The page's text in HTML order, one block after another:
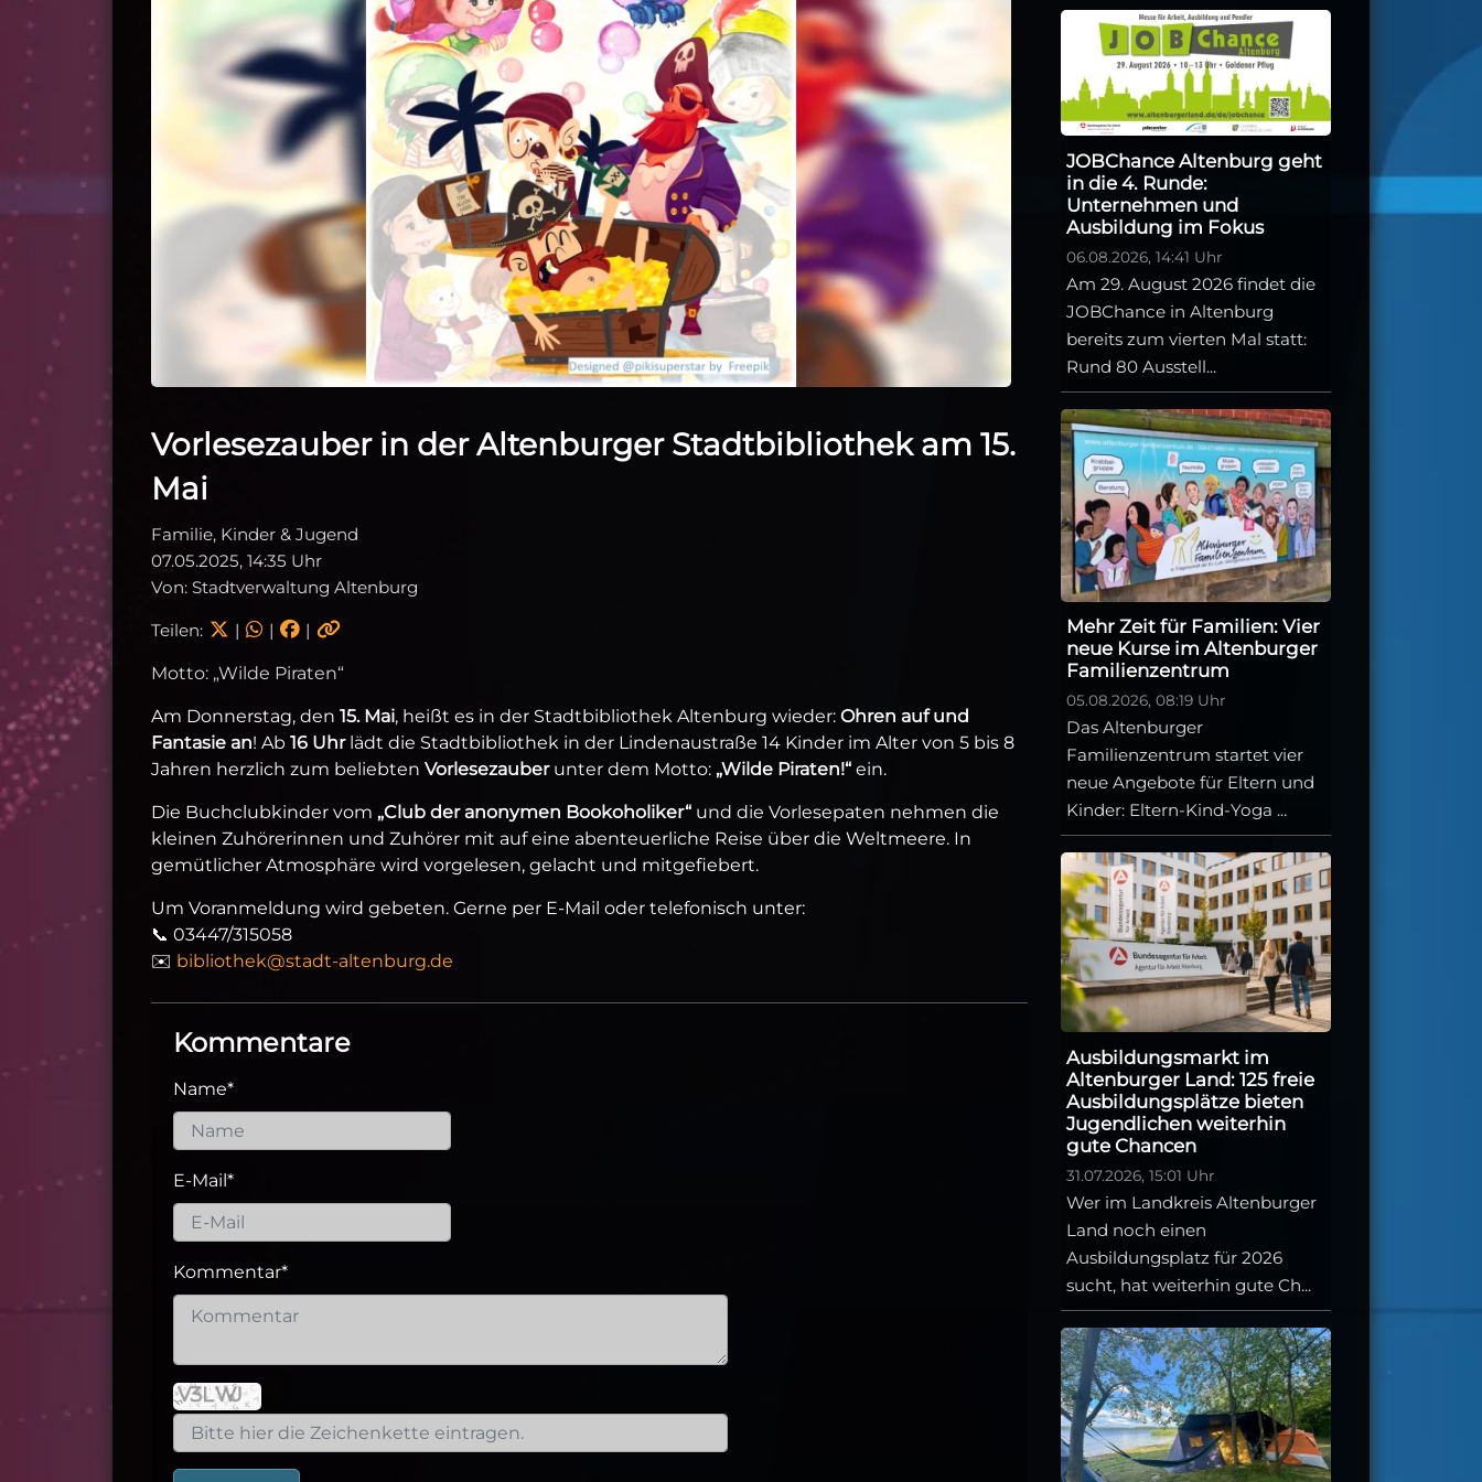
Vorlesezauber in der Altenburger Stadtbibliothek am 15.
Mai
Familie, Kinder & Jugend
07.05.2025, 14:35 Uhr
Von: Stadtverwaltung Altenburg
Teilen: | | |
Motto: „Wilde Piraten“
Am Donnerstag, den 15. Mai, heißt es in der Stadtbibliothek Altenburg wieder: Ohren auf und
Fantasie an! Ab 16 Uhrlädt die Stadtbibliothek in der Lindenaustraße 14 Kinder im Alter von 5 bis 8
Jahren herzlich zum beliebten Vorlesezauber unter dem Motto: „Wilde Piraten!“ ein.
Die Buchclubkinder vom „Club der anonymen Bookoholiker“ und die Vorlesepaten nehmen die
kleinen Zuhörerinnen und Zuhörer mit auf eine abenteuerliche Reise über die Weltmeere. In
gemütlicher Atmosphäre wird vorgelesen, gelacht und mitgefiebert.
Um Voranmeldung wird gebeten. Gerne per E-Mail oder telefonisch unter:
📞 03447/315058
✉️ bibliothek@stadt-altenburg.de
Kommentare
Name*
E-Mail *
Kommentar*
JOBChance Altenburg geht
in die 4. Runde:
Unternehmen und
Ausbildung im Fokus
06.08.2026, 14:41 Uhr
Am 29. August 2026 findet die
JOBChance in Altenburg
bereits zum vierten Mal statt:
Rund 80 Ausstell...
Mehr Zeit für Familien: Vier
neue Kurse im Altenburger
Familienzentrum
05.08.2026, 08:19 Uhr
Das Altenburger
Familienzentrum startet vier
neue Angebote für Eltern und
Kinder: Eltern-Kind-Yoga ...
Ausbildungsmarkt im
Altenburger Land: 125 freie
Ausbildungsplätze bieten
Jugendlichen weiterhin
gute Chancen
31.07.2026, 15:01 Uhr
Wer im Landkreis Altenburger
Land noch einen
Ausbildungsplatz für 2026
sucht, hat weiterhin gute Ch...